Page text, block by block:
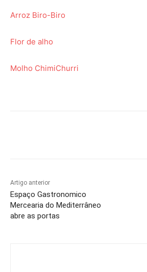
Arroz Biro-Biro
Flor de alho
Molho ChimiChurri
Artigo anterior
Espaço Gastronomico
Mercearia do Mediterrâneo
abre as portas